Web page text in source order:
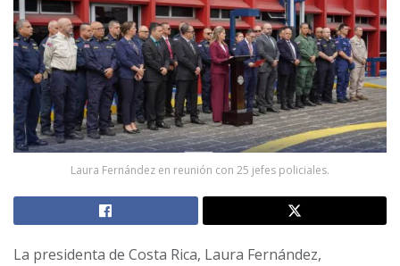
Laura Fernández en reunión con 25 jefes policiales.
La presidenta de Costa Rica, Laura Fernández,